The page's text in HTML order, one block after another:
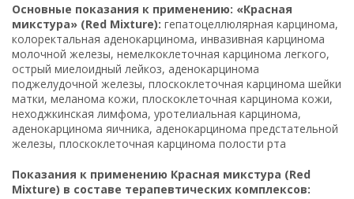
Основные показания к применению: «Красная
микстура» (Red Mixture): гепатоцеллюлярная карцинома,
колоректальная аденокарцинома, инвазивная карцинома
молочной железы, немелкоклеточная карцинома легкого,
острый миелоидный лейкоз, аденокарцинома
поджелудочной железы, плоскоклеточная карцинома шейки
матки, меланома кожи, плоскоклеточная карцинома кожи,
неходжкинская лимфома, уротелиальная карцинома,
аденокарцинома яичника, аденокарцинома предстательной
железы, плоскоклеточная карцинома полости рта
Показания к применению Красная микстура (Red
Mixture) в составе терапевтических комплексов: